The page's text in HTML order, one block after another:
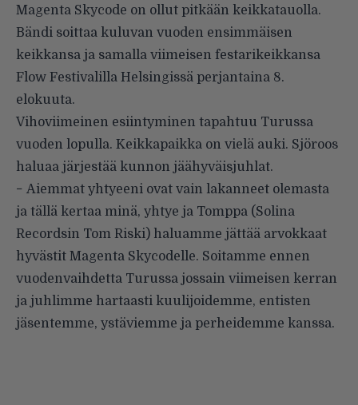
Magenta Skycode on ollut pitkään keikkatauolla.
Bändi soittaa kuluvan vuoden ensimmäisen
keikkansa ja samalla viimeisen festarikeikkansa
Flow Festivalilla Helsingissä perjantaina 8.
elokuuta.
Vihoviimeinen esiintyminen tapahtuu Turussa
vuoden lopulla. Keikkapaikka on vielä auki. Sjöroos
haluaa järjestää kunnon jäähyväisjuhlat.
− Aiemmat yhtyeeni ovat vain lakanneet olemasta
ja tällä kertaa minä, yhtye ja Tomppa (Solina
Recordsin Tom Riski) haluamme jättää arvokkaat
hyvästit Magenta Skycodelle. Soitamme ennen
vuodenvaihdetta Turussa jossain viimeisen kerran
ja juhlimme hartaasti kuulijoidemme, entisten
jäsentemme, ystäviemme ja perheidemme kanssa.